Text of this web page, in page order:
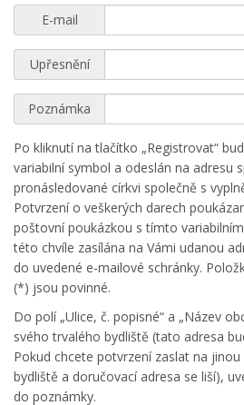
E-mail
Upřesnění
Poznámka
Po kliknutí na tlačítko „Registrovat“
variabilní symbol a odeslán na adresu
pronásledované církvi společně s
Potvrzení o veškerých darech
poštovní poukázkou s tímto
této chvíle zasílána na Vámi udanou
do uvedené e-mailové schránky.
(*) jsou povinné.
Do polí „Ulice, č. popisné“ a „Název
svého trvalého bydliště (tato adresa
Pokud chcete potvrzení zaslat na
bydliště a doručovací adresa se liší),
do poznámky.